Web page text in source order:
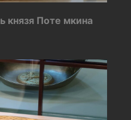
князя Поте мкина